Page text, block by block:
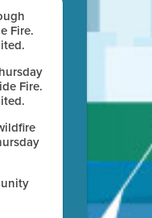
Fire.
Fire.